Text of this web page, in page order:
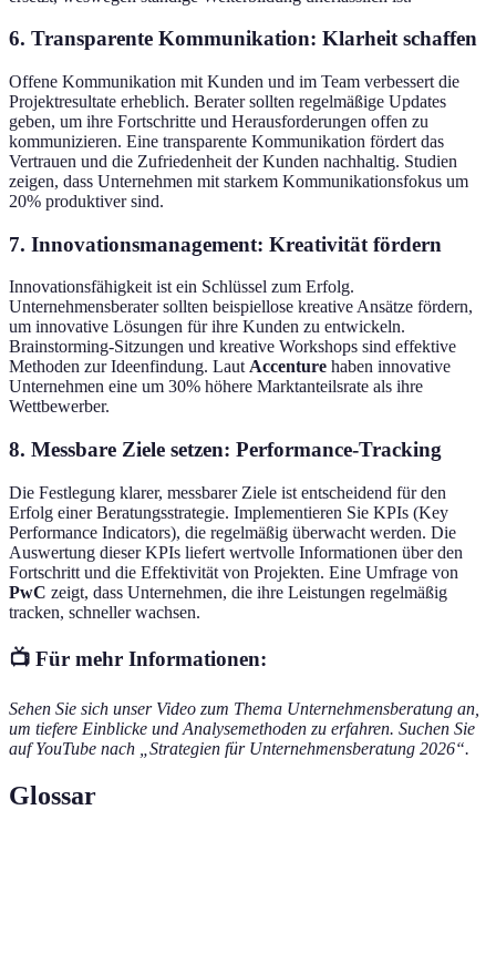
6. Transparente Kommunikation: Klarheit schaffen
Offene Kommunikation mit Kunden und im Team verbessert die
Projektresultate erheblich. Berater sollten regelmäßige Updates
geben, um ihre Fortschritte und Herausforderungen offen zu
kommunizieren. Eine transparente Kommunikation fördert das
Vertrauen und die Zufriedenheit der Kunden nachhaltig. Studien
zeigen, dass Unternehmen mit starkem Kommunikationsfokus um
20% produktiver sind.
7. Innovationsmanagement: Kreativität fördern
Innovationsfähigkeit ist ein Schlüssel zum Erfolg.
Unternehmensberater sollten beispiellose kreative Ansätze fördern,
um innovative Lösungen für ihre Kunden zu entwickeln.
Brainstorming-Sitzungen und kreative Workshops sind effektive
Methoden zur Ideenfindung. LautAccenture haben innovative
Unternehmen eine um 30% höhere Marktanteilsrate als ihre
Wettbewerber.
8. Messbare Ziele setzen: Performance-Tracking
Die Festlegung klarer, messbarer Ziele ist entscheidend für den
Erfolg einer Beratungsstrategie. Implementieren Sie KPIs (Key
Performance Indicators), die regelmäßig überwacht werden. Die
Auswertung dieser KPIs liefert wertvolle Informationen über den
Fortschritt und die Effektivität von Projekten. Eine Umfrage von
PwC zeigt, dass Unternehmen, die ihre Leistungen regelmäßig
tracken, schneller wachsen.
📺 Für mehr Informationen:
Sehen Sie sich unser Video zum Thema Unternehmensberatung an,
um tiefere Einblicke und Analysemethoden zu erfahren. Suchen Sie
auf YouTube nach „Strategien für Unternehmensberatung 2026“.
Glossar